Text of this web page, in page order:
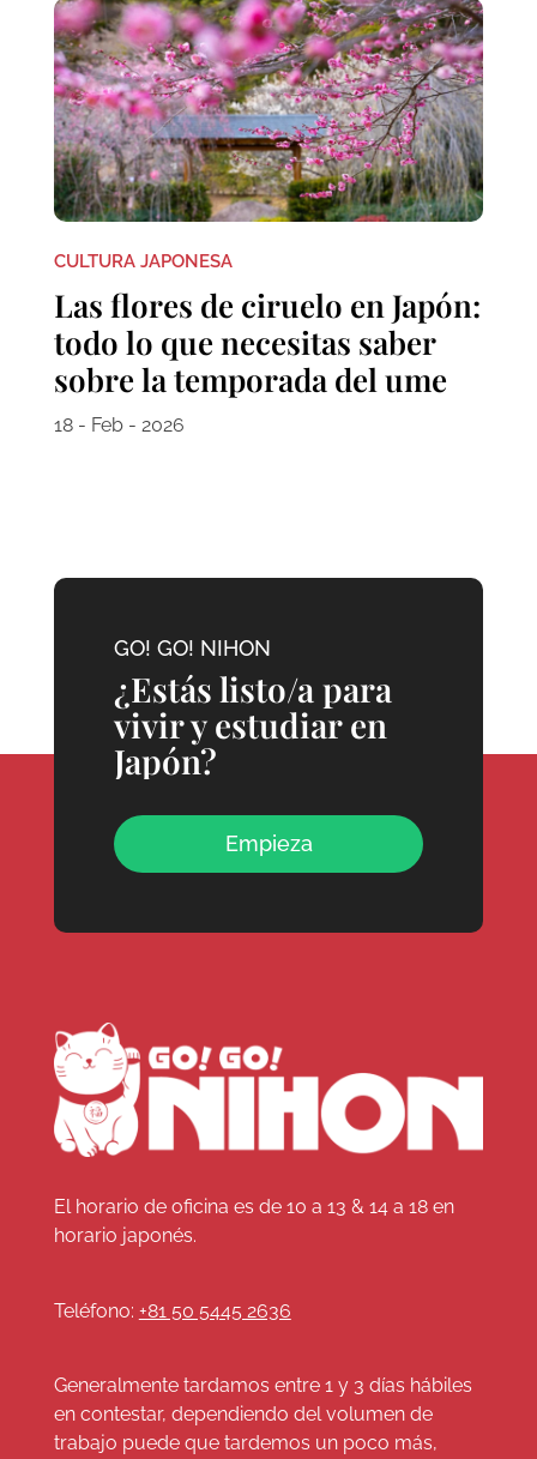
CULTURA JAPONESA
Las flores de ciruelo en Japón:
todo lo que necesitas saber
sobre la temporada del ume
18 - Feb - 2026
GO! GO! NIHON
¿Estás listo/a para
vivir y estudiar en
Japón?
Empieza
El horario de oficina es de 10 a 13 & 14 a 18 en
horario japonés.
Teléfono: +81 50 5445 2636
Generalmente tardamos entre 1 y 3 días hábiles
en contestar, dependiendo del volumen de
trabajo puede que tardemos un poco más,